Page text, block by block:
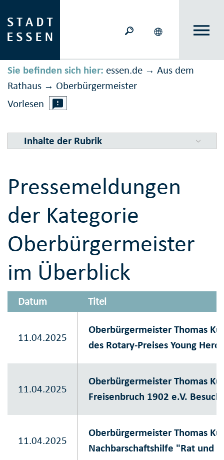
Sie befinden sich hier: essen.de → Aus dem
Rathaus → Ober­bürger­meister
Vorlesen
Inhalte der Rubrik
Pressemeldungen
der Kategorie
Oberbürgermeister
im Überblick
Datum Titel
11.04.2025
Oberbürgermeister Thomas
des Rotary-Preises Young
11.04.2025
Oberbürgermeister Thomas
Freisenbruch 1902 e.V. Besuch
11.04.2025
Oberbürgermeister Thomas
Nachbarschaftshilfe "Rat und